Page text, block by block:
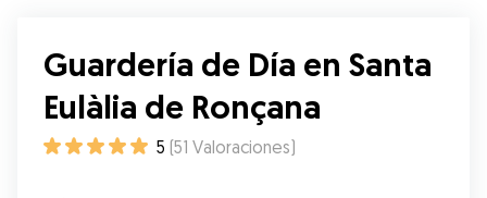
Guardería de Día en Santa
Eulàlia de Ronçana
5 (51 Valoraciones)